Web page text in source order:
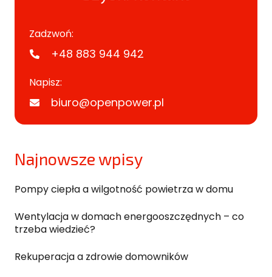
Zadzwoń:
+48 883 944 942
Napisz:
biuro@openpower.pl
Najnowsze wpisy
Pompy ciepła a wilgotność powietrza w domu
Wentylacja w domach energooszczędnych – co
trzeba wiedzieć?
Rekuperacja a zdrowie domowników